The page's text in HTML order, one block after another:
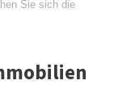
Sie sich die